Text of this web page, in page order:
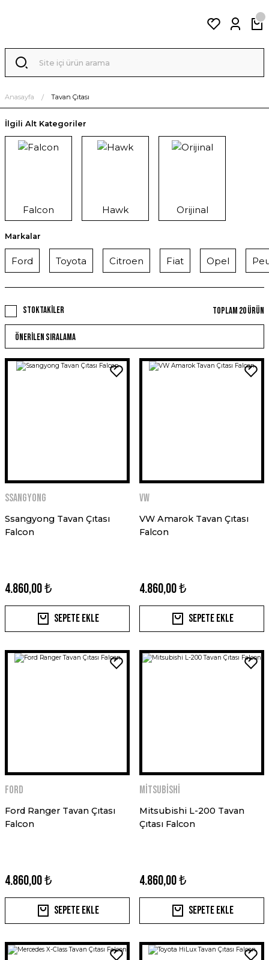
Anasayfa Tavan Çıtası
İlgili Alt Kategoriler
Falcon Hawk Orijinal
Markalar
Ford Toyota Citroen Fiat Opel
Stoktakiler Toplam 20 ürün
Ssangyong
Ssangyong Tavan Çıtası
Falcon
4.860,00 ₺
Sepete Ekle
VW
VW Amarok Tavan Çıtası
Falcon
4.860,00 ₺
Sepete Ekle
Ford
Ford Ranger Tavan Çıtası
Falcon
4.860,00 ₺
Sepete Ekle
Mitsubishi
Mitsubishi L-200 Tavan
Çıtası Falcon
4.860,00 ₺
Sepete Ekle